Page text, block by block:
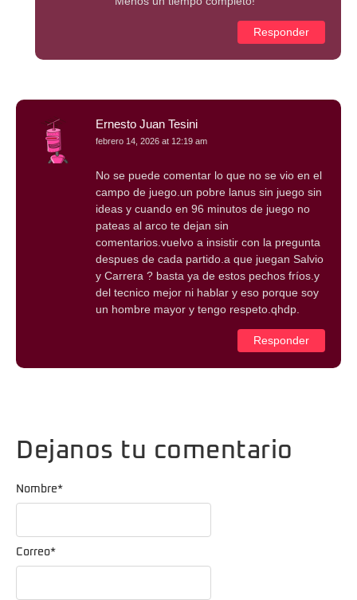
Responder
Ernesto Juan Tesini
febrero 14, 2026 at 12:19 am
No se puede comentar lo que no se vio en el
campo de juego.un pobre lanus sin juego sin
ideas y cuando en 96 minutos de juego no
pateas al arco te dejan sin
comentarios.vuelvo a insistir con la pregunta
despues de cada partido.a que juegan Salvio
y Carrera ? basta ya de estos pechos fríos.y
del tecnico mejor ni hablar y eso porque soy
un hombre mayor y tengo respeto.qhdp.
Responder
Dejanos tu comentario
Nombre*
Correo*